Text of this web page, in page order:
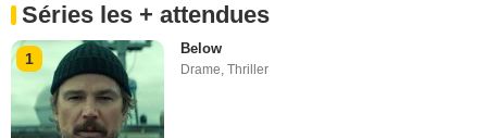
Séries les + attendues
1
Below
Drame,Thriller